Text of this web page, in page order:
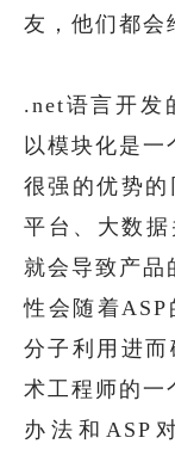
友，他们都会
.net语言开发
以模块化是
很强的优势
平台、大数据
就会导致产品
性会随着
分子利用进
术工程师的
办法和ASP